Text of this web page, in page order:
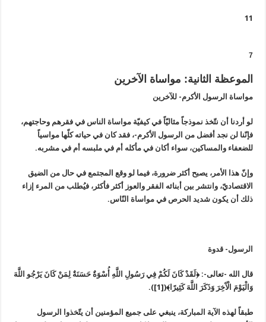
11
7
الموعظة الثانية: مواساة الآخرين
مواساة الرسول الأكرم- للآخرين
لو أردنا أن نتّخذ نموذجاً مثاليّاً في كيفيّة مواساة الناس في فقرهم وحاجتهم،
فإنّنا لن نجد أفضل من الرسول الأكرم-، فقد كان في حياته كلّها مواسياً
للضعفاء والمساكين، سواء أكان في مأكله أم في ملبسه أم في مشربه.
وإنّ هذا الأمر، يصبح أكثر ضرورة، فيما لو وقع المجتمع في حال من الضيق
الاقتصاديّ، وانتشر بين أبنائه الفقر والعوز أكثر فأكثر، فيُطلب من المرء إزاء
ذلك أن يكون شديد الحرص في مواساة النّاس.
الرسول- قدوة
قال الله -تعالى-: ﴿لَقَدْ كَانَ لَكُمْ فِي رَسُولِ اللَّهِ أُسْوَةٌ حَسَنَةٌ لِمَنْ كَانَ يَرْجُو اللَّهَ
وَالْيَوْمَ الْآَخِرَ وَذَكَرَ اللَّهَ كَثِيرًا﴾([1]).
طبقاً لهذه الآية المباركة، ينبغي على جميع المؤمنين أن يتّخذوا الرسول